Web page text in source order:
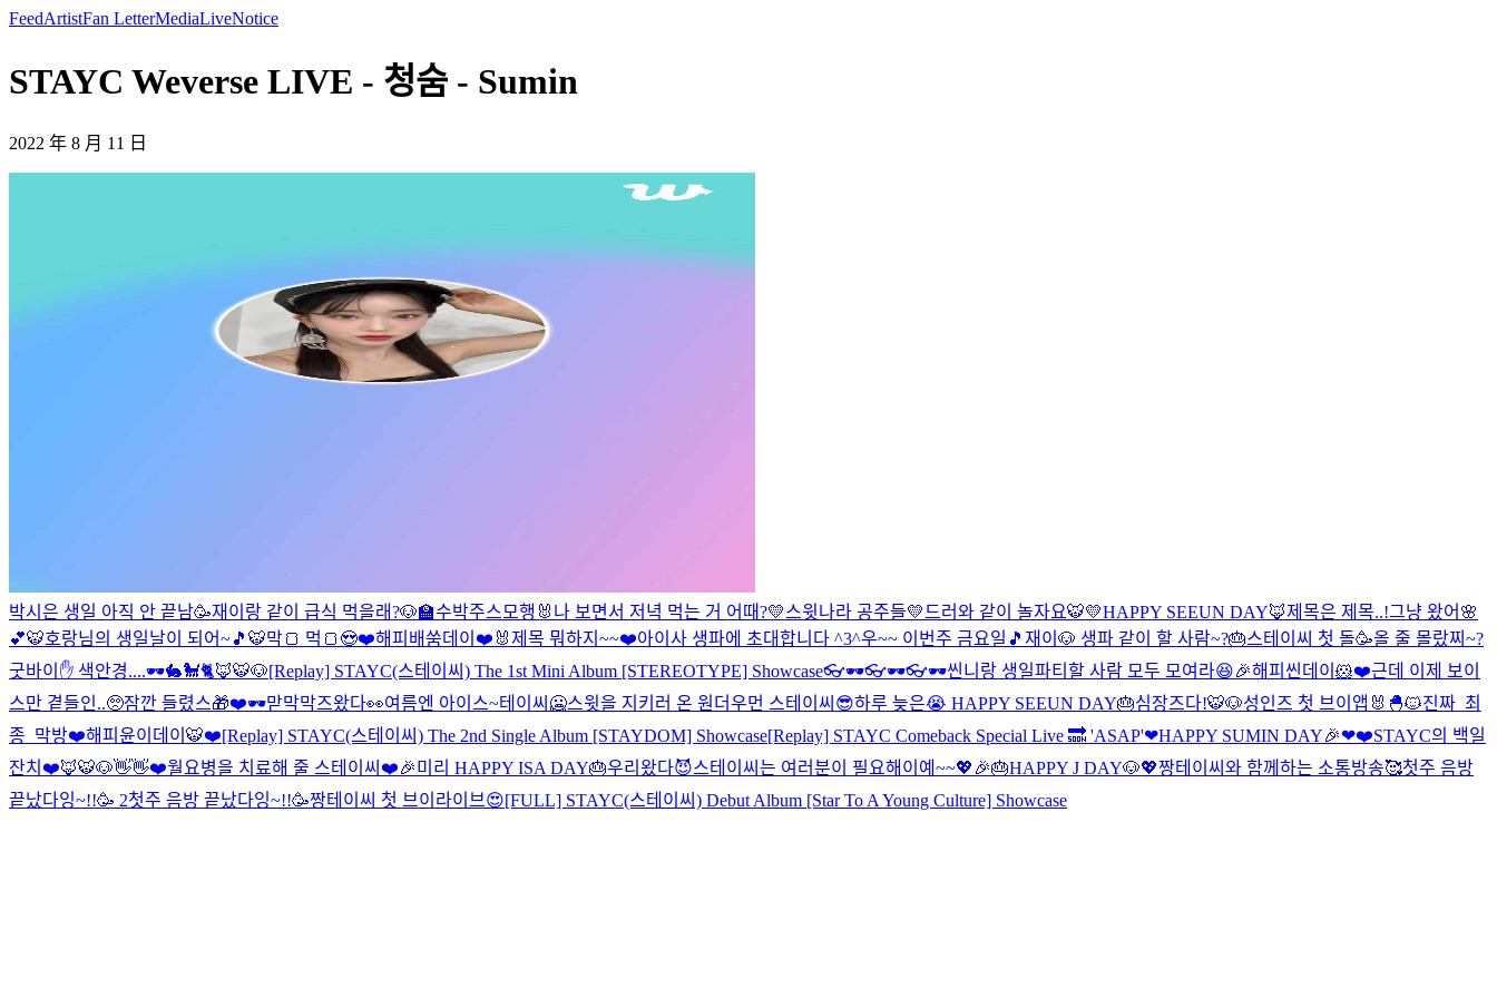
FeedArtistFan LetterMediaLiveNotice
STAYC Weverse LIVE - 청숨 - Sumin
2022 年 8 月 11 日
박시은 생일 아직 안 끝남🥳재이랑 같이 급식 먹을래?🐶🏫수박주스 모행🐰 나 보면서 저녁 먹는 거 어때?💛스윗나라 공주들💛 드러와 같이 놀자요🐯💛HAPPY SEEUN DAY🦊제목은 제목..!그냥 왔어🌸
💕🐯호랑님의 생일날이 되어~🎵🐯막🍞 먹🍞😍❤️해피배쑴데이❤️🐰제목 뭐하지~~❤️아이사 생파에 초대합니다 ^3^우~~ 이번주 금요일🎵 재이🐶 생파 같이 할 사람~?🎂스테이씨 첫 돌🥳올 줄 몰랐찌~?
굿바이✋ 색안경....🕶🐇🐩🐈🦊🐯🐶[Replay] STAYC(스테이씨) The 1st Mini Album [STEREOTYPE] Showcase👓🕶👓🕶👓🕶씬니랑 생일파티할 사람 모두 모여라😆🎉해피씬데이🐹❤️근데 이제 보이
스만 곁들인..🥺잠깐 들렸스🎁❤️🕶맏막막즈왔다👀여름엔 아이스~테이씨🥶스윗을 지키러 온 원더우먼 스테이씨😎하루 늦은😭 HAPPY SEEUN DAY🎂심장즈다!🐯🐶성인즈 첫 브이앱🐰🐣🐱진짜_최
종_막방❤️해피윤이데이🐯❤️[Replay] STAYC(스테이씨) The 2nd Single Album [STAYDOM] Showcase[Replay] STAYC Comeback Special Live 🔜 'ASAP'❤HAPPY SUMIN DAY🎉❤❤️STAYC의 백일
잔치❤️🦊🐯🐶👋👋❤️월요병을 치료해 줄 스테이씨❤️🎉미리 HAPPY ISA DAY🎂우리왔다😈스테이씨는 여러분이 필요해이예~~💖 🎉🎂HAPPY J DAY🐶💖짱테이씨와 함께하는 소통방송🥰첫주 음방
끝났다잉~!!🥳 2첫주 음방 끝났다잉~!!🥳짱테이씨 첫 브이라이브😍[FULL] STAYC(스테이씨) Debut Album [Star To A Young Culture] Showcase